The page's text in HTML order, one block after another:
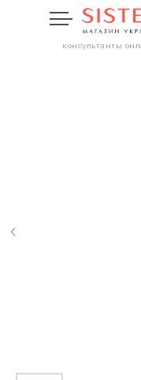
консультанты